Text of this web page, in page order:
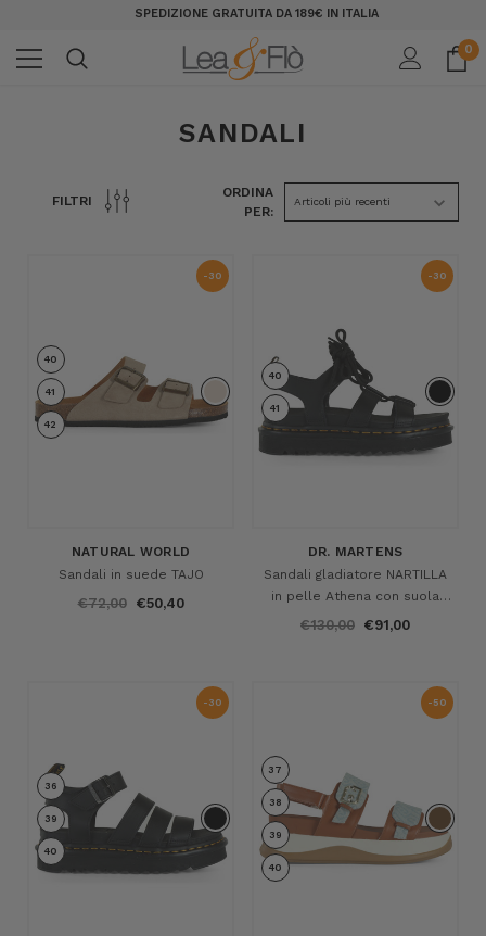
SPEDIZIONE GRATUITA DA 189€ IN ITALIA
0
SANDALI
FILTRI
ORDINA
PER:
-30
40
41
42
NATURAL WORLD
Sandali in suede TAJO
€72,00 €50,40
-30
40
41
DR. MARTENS
Sandali gladiatore NARTILLA
in pelle Athena con suola
leggera Zebrilus
€130,00 €91,00
-30
36
39
40
-50
37
38
39
40